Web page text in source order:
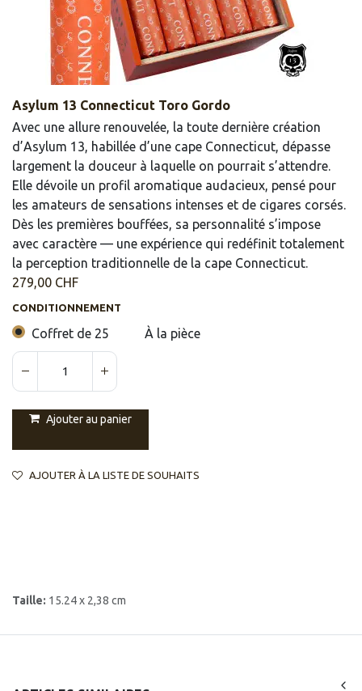
Asylum 13 Connecticut Toro Gordo
Avec une allure renouvelée, la toute dernière création
d’Asylum 13, habillée d’une cape Connecticut, dépasse
largement la douceur à laquelle on pourrait s’attendre.
Elle dévoile un profil aromatique audacieux, pensé pour
les amateurs de sensations intenses et de cigares corsés.
Dès les premières bouffées, sa personnalité s’impose
avec caractère — une expérience qui redéfinit totalement
la perception traditionnelle de la cape Connecticut.
279,00 CHF
CONDITIONNEMENT
Coffret de 25 À la pièce
Ajouter au panier
AJOUTER À LA LISTE DE SOUHAITS
Taille: 15.24 x 2,38 cm